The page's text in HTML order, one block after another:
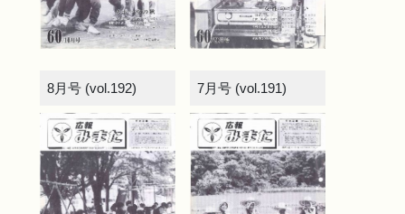
8月号 (vol.192) 7月号 (vol.191)